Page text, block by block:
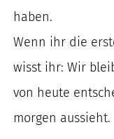
haben.
Wenn ihr die
wisst ihr: Wir
von heute
morgen aussieht.